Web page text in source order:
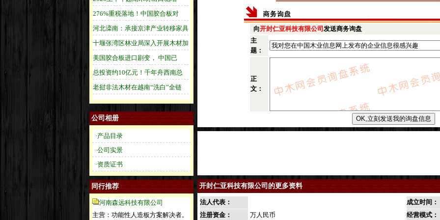
公司相册
·产品目录
·公司实景
·资质证书
同行推荐
河南森远科技有限公司
主营：功能性人造板方案解决者。
向开封仁亚科技有限公司 发送商务询盘
主
题：
正
文：
开封仁亚科技有限公司的更多资料
法人代表：
成立时间：
注册资金：
万人民币 经营模式：